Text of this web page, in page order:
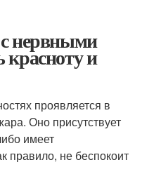
нервными
и
проявляется в
Оно присутствует
имеет
правило, не беспокоит